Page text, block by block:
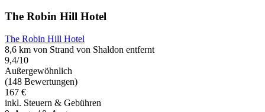
The Robin Hill Hotel
The Robin Hill Hotel
8,6 km von Strand von Shaldon entfernt
9,4/10
Außergewöhnlich
(148 Bewertungen)
167 €
inkl. Steuern & Gebühren